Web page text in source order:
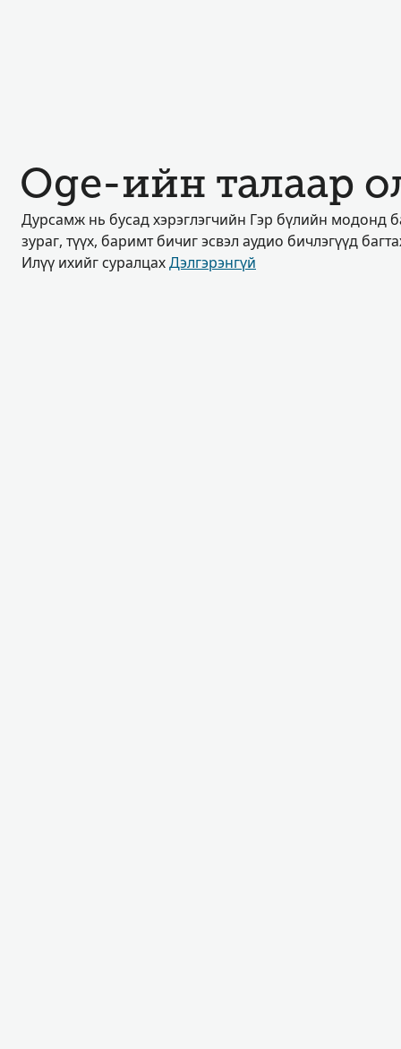
Oge-ийн талаар
Дурсамж нь бусад хэрэглэгчийн Гэр бүлийн модонд
зураг, түүх, баримт бичиг эсвэл аудио бичлэгүүд
Илүү ихийг суралцахДэлгэрэнгүй